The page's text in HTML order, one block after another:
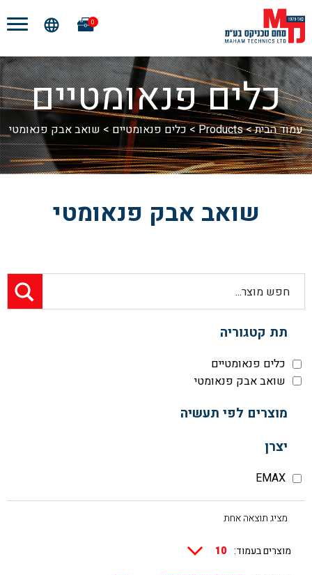
0
כלים פנאומטיים
עמוד הבית>
Products
>כלים פנאומטיים > שואב אבק פנאומטי
שואב אבק פנאומטי
מציג תוצאה אחת
מוצרים בעמוד:
תת קטגוריה
כלים פנאומטיים
שואב אבק פנאומטי
מוצרים לפי תעשיה
יצרן
EMAX